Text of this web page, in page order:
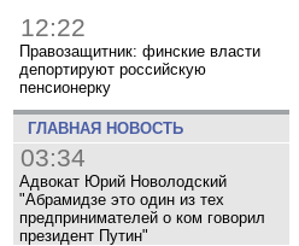
12:22
Правозащитник: финские власти
депортируют российскую
пенсионерку
ГЛАВНАЯ НОВОСТЬ
03:34
Адвокат Юрий Новолодский
"Абрамидзе это один из тех
предпринимателей о ком говорил
президент Путин"